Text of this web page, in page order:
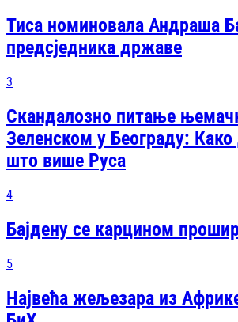
Тиса номиновала Андраша
предсједника државе
3
Скандалозно питање
Зеленском у Београду: Како
што више Руса
4
Бајдену се карцином
5
Највећа жељезара из